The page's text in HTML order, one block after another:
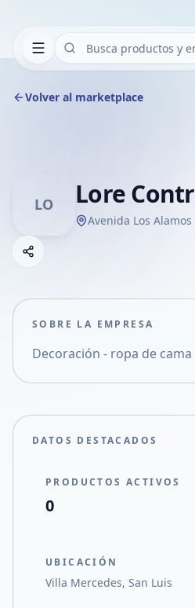
Volver al marketplace
LO Lore
Avenida Los Alamos
Compartir empresa
Compartir en X
SOBRE LA EMPRESA
Decoración - ropa de
DATOS DESTACADOS
PRODUCTOS ACTIVOS
0
UBICACIÓN
Villa Mercedes, San Luis